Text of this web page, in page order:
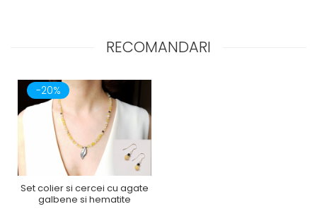
RECOMANDARI
-20%
Set colier si cercei cu agate
galbene si hematite